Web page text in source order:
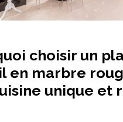
choisir un
en marbre
unique et